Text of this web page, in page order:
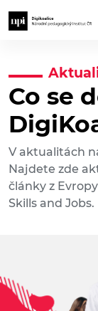
Co se
V aktualitách
Najdete zde
články z
Skills and Jobs.